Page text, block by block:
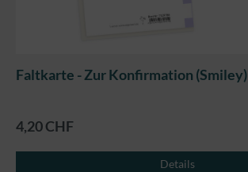
Faltkarte - Zur Konfirmation (Smiley)
4,20 CHF
Details